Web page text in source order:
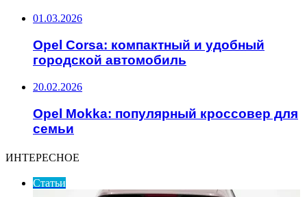
01.03.2026
Opel Corsa: компактный и удобный
городской автомобиль
20.02.2026
Opel Mokka: популярный кроссовер для
семьи
ИНТЕРЕСНОЕ
Статьи